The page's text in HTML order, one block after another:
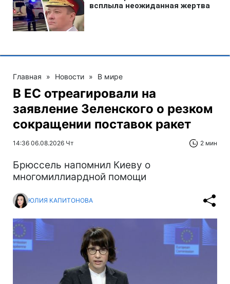
Главная » Новости » В мире
В ЕС отреагировали на
заявление Зеленского о резком
сокращении поставок ракет
14:36 06.08.2026 Чт 2 мин
Брюссель напомнил Киеву о
многомиллиардной помощи
ЮЛИЯ КАПИТОНОВА